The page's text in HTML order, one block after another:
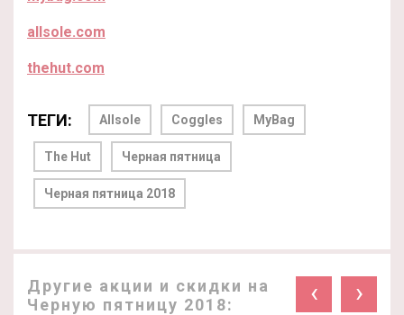
allsole.com
thehut.com
ТЕГИ: Allsole Coggles MyBag
The Hut Черная пятница
Черная пятница 2018
Другие акции и скидки на
Черную пятницу 2018:
‹ ›